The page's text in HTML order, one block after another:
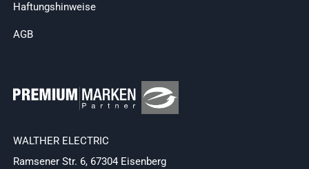
Haftungshinweise
AGB
WALTHER ELECTRIC
Ramsener Str. 6, 67304 Eisenberg